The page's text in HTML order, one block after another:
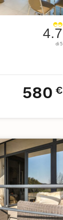
domestici
4.7
di 5
580 €